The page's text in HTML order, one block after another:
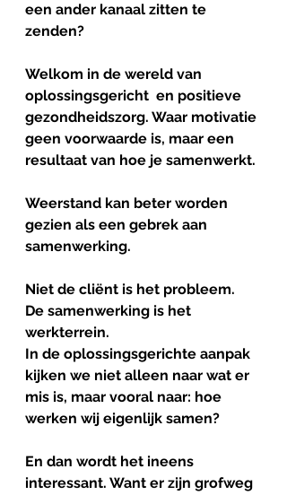
een ander kanaal zitten te
zenden?
Welkom in de wereld van
oplossingsgericht
  en positieve
gezondheidszorg. Waar motivatie
geen voorwaarde is, maar een
resultaat van hoe je samenwerkt.
Weerstand kan beter worden
gezien als een gebrek aan
samenwerking.
Niet de cliënt is het probleem.
De samenwerking is het
werkterrein.
In de oplossingsgerichte aanpak
kijken we niet alleen naar wat er
mis is, maar vooral naar: hoe
werken wij eigenlijk samen?
En dan wordt het ineens
interessant. Want er zijn grofweg